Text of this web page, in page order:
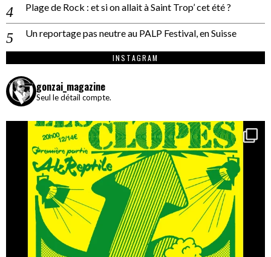
Plage de Rock : et si on allait à Saint Trop’ cet été ?
Un reportage pas neutre au PALP Festival, en Suisse
INSTAGRAM
gonzai_magazine
Seul le détail compte.